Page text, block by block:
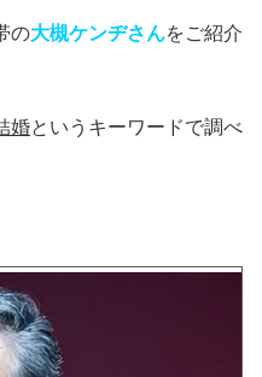
の大槻ケンヂさんをご紹介
婚というキーワードで調べ